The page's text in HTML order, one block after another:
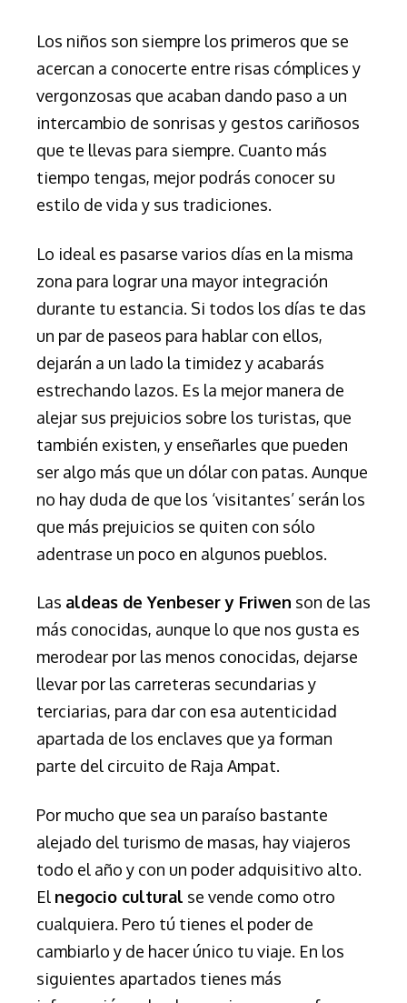
Los niños son siempre los primeros que se
acercan a conocerte entre risas cómplices y
vergonzosas que acaban dando paso a un
intercambio de sonrisas y gestos cariñosos
que te llevas para siempre. Cuanto más
tiempo tengas, mejor podrás conocer su
estilo de vida y sus tradiciones.
Lo ideal es pasarse varios días en la misma
zona para lograr una mayor integración
durante tu estancia. Si todos los días te das
un par de paseos para hablar con ellos,
dejarán a un lado la timidez y acabarás
estrechando lazos. Es la mejor manera de
alejar sus prejuicios sobre los turistas, que
también existen, y enseñarles que pueden
ser algo más que un dólar con patas. Aunque
no hay duda de que los ‘visitantes’ serán los
que más prejuicios se quiten con sólo
adentrase un poco en algunos pueblos.
Las aldeas de Yenbeser y Friwen son de las
más conocidas, aunque lo que nos gusta es
merodear por las menos conocidas, dejarse
llevar por las carreteras secundarias y
terciarias, para dar con esa autenticidad
apartada de los enclaves que ya forman
parte del circuito de Raja Ampat.
Por mucho que sea un paraíso bastante
alejado del turismo de masas, hay viajeros
todo el año y con un poder adquisitivo alto.
El negocio cultural se vende como otro
cualquiera. Pero tú tienes el poder de
cambiarlo y de hacer único tu viaje. En los
siguientes apartados tienes más